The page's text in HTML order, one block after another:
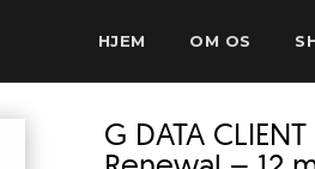
HJEM OM OS
G DATA